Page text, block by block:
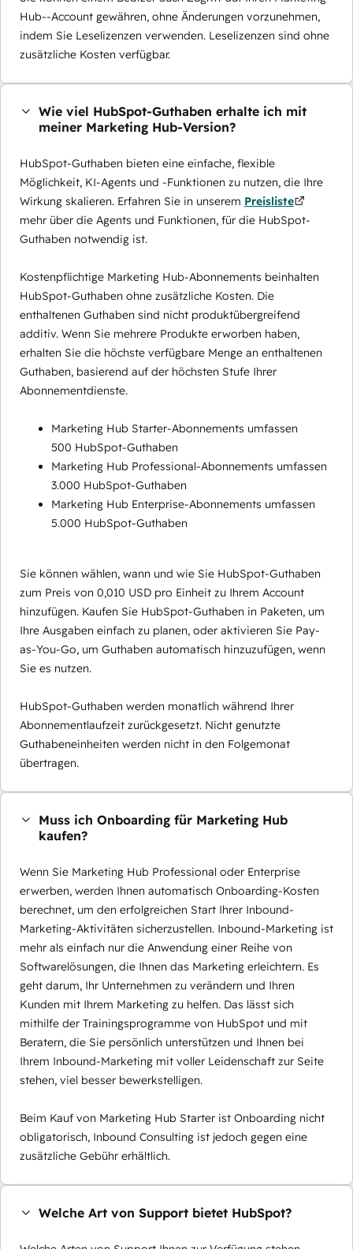
Hub--Account gewähren, ohne Änderungen vorzunehmen,
indem Sie Leselizenzen verwenden. Leselizenzen sind ohne
zusätzliche Kosten verfügbar.
Wie viel HubSpot-Guthaben erhalte ich mit
meiner Marketing Hub-Version?
HubSpot-Guthaben bieten eine einfache, flexible
Möglichkeit, KI-Agents und -Funktionen zu nutzen, die Ihre
Wirkung skalieren. Erfahren Sie in unserem Preisliste
mehr über die Agents und Funktionen, für die HubSpot-
Guthaben notwendig ist.
Kostenpflichtige Marketing Hub-Abonnements beinhalten
HubSpot-Guthaben ohne zusätzliche Kosten. Die
enthaltenen Guthaben sind nicht produktübergreifend
additiv. Wenn Sie mehrere Produkte erworben haben,
erhalten Sie die höchste verfügbare Menge an enthaltenen
Guthaben, basierend auf der höchsten Stufe Ihrer
Abonnementdienste.
Marketing Hub Starter-Abonnements umfassen
500 HubSpot-Guthaben
Marketing Hub Professional-Abonnements umfassen
3.000 HubSpot-Guthaben
Marketing Hub Enterprise-Abonnements umfassen
5.000 HubSpot-Guthaben
Sie können wählen, wann und wie Sie HubSpot-Guthaben
zum Preis von 0,010 USD pro Einheit zu Ihrem Account
hinzufügen. Kaufen Sie HubSpot-Guthaben in Paketen, um
Ihre Ausgaben einfach zu planen, oder aktivieren Sie Pay-
as-You-Go, um Guthaben automatisch hinzuzufügen, wenn
Sie es nutzen.
HubSpot-Guthaben werden monatlich während Ihrer
Abonnementlaufzeit zurückgesetzt. Nicht genutzte
Guthabeneinheiten werden nicht in den Folgemonat
übertragen.
Muss ich Onboarding für Marketing Hub
kaufen?
Wenn Sie Marketing Hub Professional oder Enterprise
erwerben, werden Ihnen automatisch Onboarding-Kosten
berechnet, um den erfolgreichen Start Ihrer Inbound-
Marketing-Aktivitäten sicherzustellen. Inbound-Marketing ist
mehr als einfach nur die Anwendung einer Reihe von
Softwarelösungen, die Ihnen das Marketing erleichtern. Es
geht darum, Ihr Unternehmen zu verändern und Ihren
Kunden mit Ihrem Marketing zu helfen. Das lässt sich
mithilfe der Trainingsprogramme von HubSpot und mit
Beratern, die Sie persönlich unterstützen und Ihnen bei
Ihrem Inbound-Marketing mit voller Leidenschaft zur Seite
stehen, viel besser bewerkstelligen.
Beim Kauf von Marketing Hub Starter ist Onboarding nicht
obligatorisch, Inbound Consulting ist jedoch gegen eine
zusätzliche Gebühr erhältlich.
Welche Art von Support bietet HubSpot?